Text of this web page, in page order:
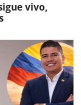
vivo,